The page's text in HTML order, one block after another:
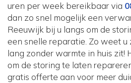
uren per week bereikbaar via
dan zo snel mogelijk een
Reeuwijk bij u langs om de
een snelle reparatie. Zo weet u
lang zonder warmte in huis zit!
om de storing te laten
gratis offerte aan voor meer